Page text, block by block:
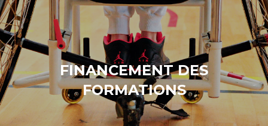
FINANCEMENT DES
FORMATIONS